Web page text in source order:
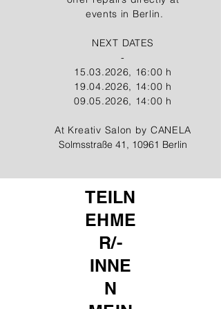
events in Berlin.​
NEXT DATES
-
15.03.2026, 16:00 h
19.04.2026, 14:00 h
09.05.2026, 14:00 h
At Kreativ Salon by CANELA
Solmsstraße 41, 10961 Berlin
TEILN
EHME
R/-
INNE
N